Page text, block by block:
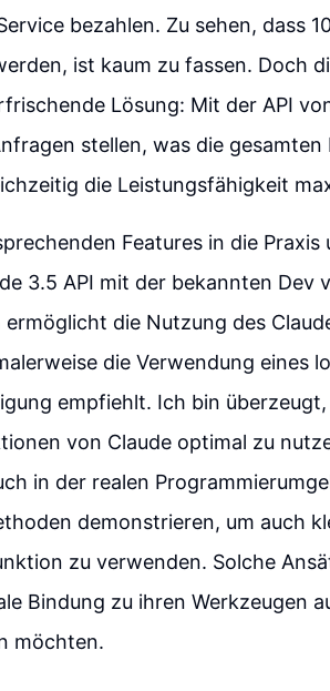
bezahlen. Zu sehen, dass
ist kaum zu fassen. Doch
Lösung: Mit der API
stellen, was die
die Leistungsfähigkeit
Features in die
3.5 API mit der bekannten Dev
die Nutzung des
die Verwendung eines
empfiehlt. Ich bin
von Claude optimal zu
in der realen
demonstrieren, um auch
zu verwenden. Solche
Bindung zu ihren Werkzeugen
möchten.